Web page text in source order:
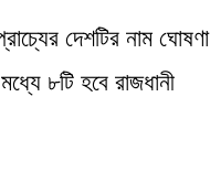
দেশটির নাম ঘোষণা
৮টি হবে রাজধানী